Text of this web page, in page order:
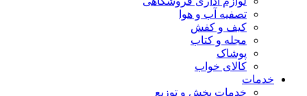
تصفیه آب و هوا
کیف و کفش
مجله و کتاب
پوشاک
کالای خواب
خدمات
خدمات پخش و توزیع